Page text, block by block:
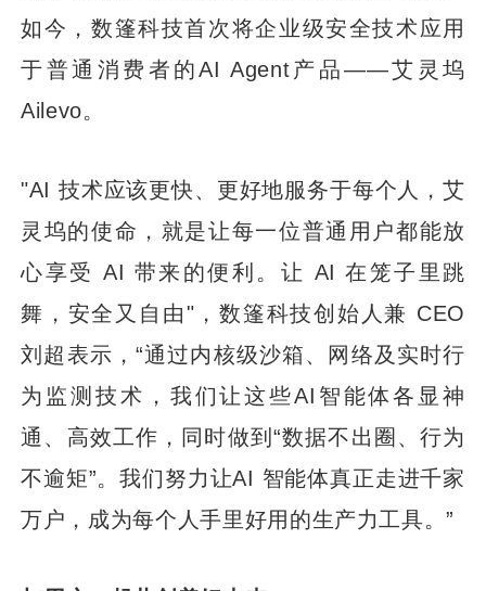
如今，数篷科技首次将企业级安全技术应用
于普通消费者的AI Agent产品——艾灵坞
Ailevo。
"AI 技术应该更快、更好地服务于每个人，艾
灵坞的使命，就是让每一位普通用户都能放
心享受 AI 带来的便利。让 AI 在笼子里跳
舞，安全又自由"，数篷科技创始人兼 CEO
刘超表示，“通过内核级沙箱、网络及实时行
为监测技术，我们让这些AI智能体各显神
通、高效工作，同时做到“数据不出圈、行为
不逾矩”。我们努力让AI 智能体真正走进千家
万户，成为每个人手里好用的生产力工具。”